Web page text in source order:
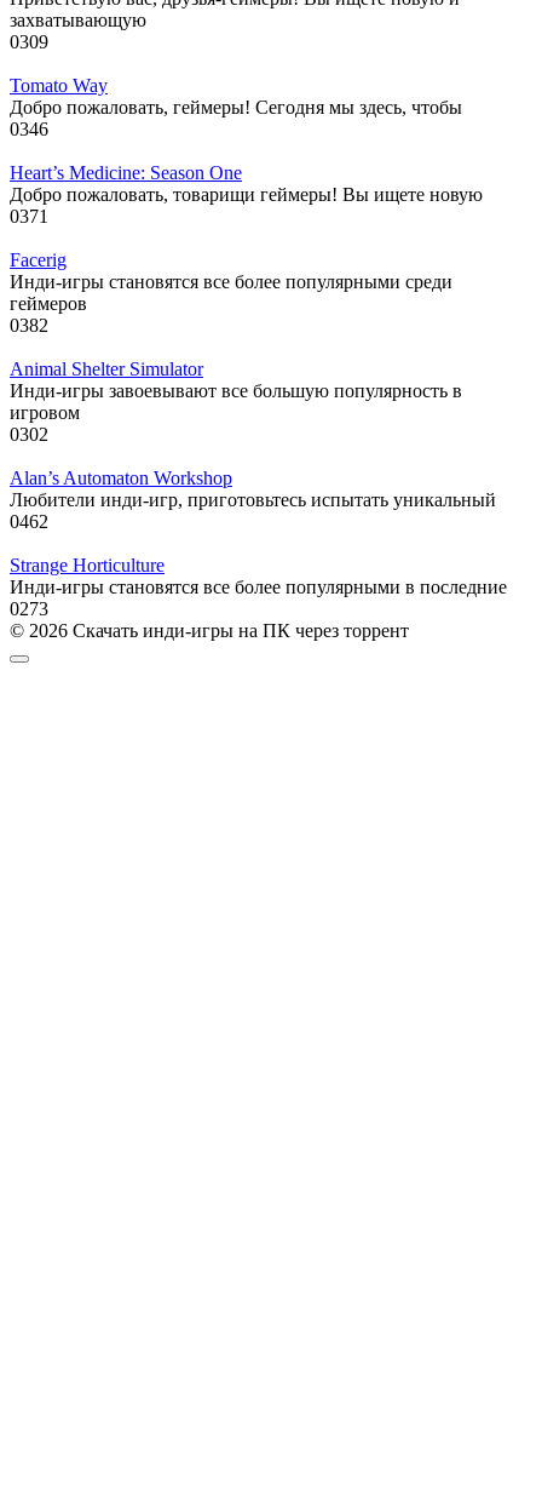
захватывающую
0309
Tomato Way
Добро пожаловать, геймеры! Сегодня мы здесь, чтобы
0346
Heart’s Medicine: Season One
Добро пожаловать, товарищи геймеры! Вы ищете новую
0371
Facerig
Инди-игры становятся все более популярными среди
геймеров
0382
Animal Shelter Simulator
Инди-игры завоевывают все большую популярность в
игровом
0302
Alan’s Automaton Workshop
Любители инди-игр, приготовьтесь испытать уникальный
0462
Strange Horticulture
Инди-игры становятся все более популярными в последние
0273
© 2026 Скачать инди-игры на ПК через торрент